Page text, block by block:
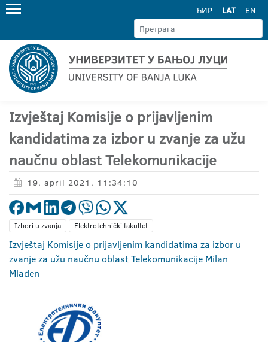
ЋИР LAT EN
Izvještaj Komisije o prijavljenim
kandidatima za izbor u zvanje za užu
naučnu oblast Telekomunikacije
19. april 2021. 11:34:10
Izbori u zvanja Elektrotehnički fakultet
Izvještaj Komisije o prijavljenim kandidatima za izbor u
zvanje za užu naučnu oblast Telekomunikacije Milan
Mlađen